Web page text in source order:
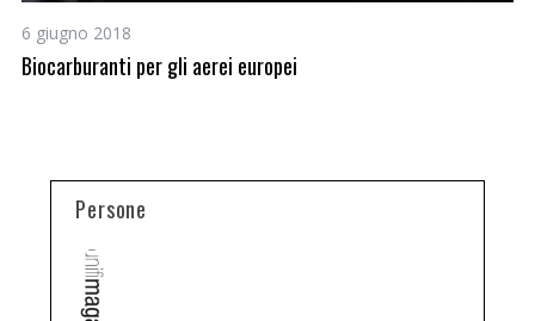
6 giugno 2018
Biocarburanti per gli aerei europei
Persone